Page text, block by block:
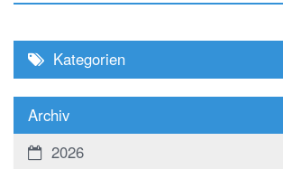
Kategorien
Archiv
2026